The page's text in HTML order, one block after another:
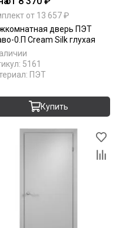
от 13 657 ₽
дверь ПЭТ
0.П Cream Silk глухая
5161
ПЭТ
Купить